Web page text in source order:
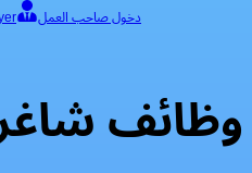
دخول صاحب العمل
وظائف